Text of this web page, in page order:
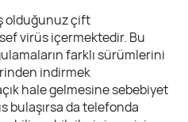
olduğunuz çift
virüs içermektedir. Bu
farklı sürümlerini
indirmek
hale gelmesine sebebiyet
bulaşırsa da telefonda